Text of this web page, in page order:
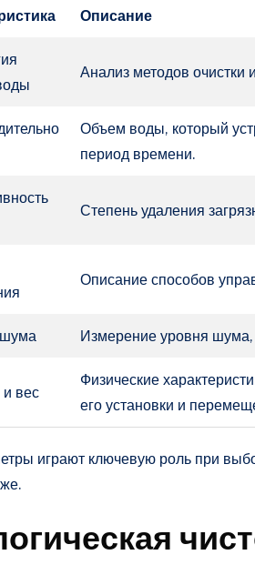
Описание
Анализ методов очистки
Объем воды, который
период времени.
Степень удаления
Описание способов
Измерение уровня шума,
вес
Физические
его установки и
играют ключевую роль при